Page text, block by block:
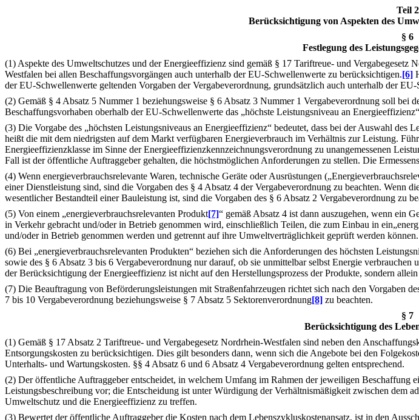
Teil 2
Berücksichtigung von Aspekten des
§ 6
Festlegung des
(1) Aspekte des Umweltschutzes und der Energieeffizienz sind gemäß § 17 Tariftreue- und
Westfalen bei allen Beschaffungsvorgängen auch unterhalb der EU-Schwellenwerte zu berücksichtigen.[6]
der EU-Schwellenwerte geltenden Vorgaben der Vergabeverordnung, grundsätzlich auch unterhalb der
(2) Gemäß § 4 Absatz 5 Nummer 1 beziehungsweise § 6 Absatz 3 Nummer 1 Vergabeverordnung soll bei
Beschaffungsvorhaben oberhalb der EU-Schwellenwerte das „höchste Leistungsniveau an
(3) Die Vorgabe des „höchsten Leistungsniveaus an Energieeffizienz“ bedeutet, dass bei der Auswahl des
heißt die mit dem niedrigsten auf dem Markt verfügbaren Energieverbrauch im Verhältnis zur Leistung.
Energieeffizienzklasse im Sinne der Energieeffizienzkennzeichnungsverordnung zu unangemessenen
Fall ist der öffentliche Auftraggeber gehalten, die höchstmöglichen Anforderungen zu stellen. Die
(4) Wenn energieverbrauchsrelevante Waren, technische Geräte oder Ausrüstungen
einer Dienstleistung sind, sind die Vorgaben des § 4 Absatz 4 der Vergabeverordnung zu beachten. Wenn
wesentlicher Bestandteil einer Bauleistung ist, sind die Vorgaben des § 6 Absatz 2 Vergabeverordnung zu
(5) Von einem „energieverbrauchsrelevanten Produkt[7]“ gemäß Absatz 4 ist dann auszugehen, wenn ein
in Verkehr gebracht und/oder in Betrieb genommen wird, einschließlich Teilen, die zum Einbau in
und/oder in Betrieb genommen werden und getrennt auf ihre Umweltverträglichkeit geprüft werden können.
(6) Bei „energieverbrauchsrelevanten Produkten“ beziehen sich die Anforderungen des höchsten
sowie des § 6 Absatz 3 bis 6 Vergabeverordnung nur darauf, ob sie unmittelbar selbst Energie
der Berücksichtigung der Energieeffizienz ist nicht auf den Herstellungsprozess der Produkte, sondern
(7) Die Beauftragung von Beförderungsleistungen mit Straßenfahrzeugen richtet sich nach den Vorgaben
7 bis 10 Vergabeverordnung beziehungsweise § 7 Absatz 5 Sektorenverordnung[8] zu beachten.
§ 7
Berücksichtigung des
(1) Gemäß § 17 Absatz 2 Tariftreue- und Vergabegesetz Nordrhein-Westfalen sind neben den
Entsorgungskosten zu berücksichtigen. Dies gilt besonders dann, wenn sich die Angebote bei den
Unterhalts- und Wartungskosten. §§ 4 Absatz 6 und 6 Absatz 4 Vergabeverordnung gelten entsprechend.
(2) Der öffentliche Auftraggeber entscheidet, in welchem Umfang im Rahmen der jeweiligen Beschaffung
Leistungsbeschreibung vor; die Entscheidung ist unter Würdigung der Verhältnismäßigkeit zwischen dem
Umweltschutz und die Energieeffizienz zu treffen.
(3) Bewertet der öffentliche Auftraggeber die Kosten nach dem Lebenszykluskostenansatz, ist in den